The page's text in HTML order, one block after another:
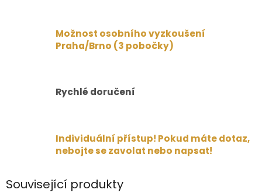
Možnost osobního vyzkoušení
Praha/Brno (3 pobočky)
Rychlé doručení
Individuální přístup! Pokud máte dotaz,
nebojte se zavolat nebo napsat!
Související produkty